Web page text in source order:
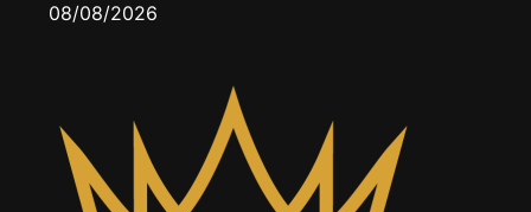
08/08/2026